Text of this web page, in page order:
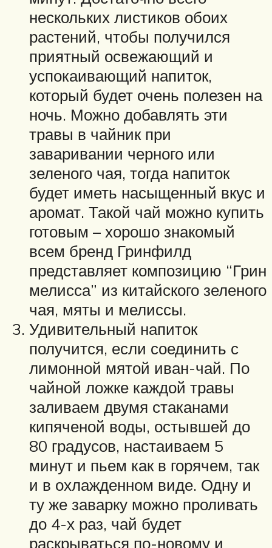
нескольких листиков обоих
растений, чтобы получился
приятный освежающий и
успокаивающий напиток,
который будет очень полезен на
ночь. Можно добавлять эти
травы в чайник при
заваривании черного или
зеленого чая, тогда напиток
будет иметь насыщенный вкус и
аромат. Такой чай можно купить
готовым – хорошо знакомый
всем бренд Гринфилд
представляет композицию “Грин
мелисса” из китайского зеленого
чая, мяты и мелиссы.
Удивительный напиток
получится, если соединить с
лимонной мятой иван-чай. По
чайной ложке каждой травы
заливаем двумя стаканами
кипяченой воды, остывшей до
80 градусов, настаиваем 5
минут и пьем как в горячем, так
и в охлажденном виде. Одну и
ту же заварку можно проливать
до 4-х раз, чай будет
раскрываться по-новому и